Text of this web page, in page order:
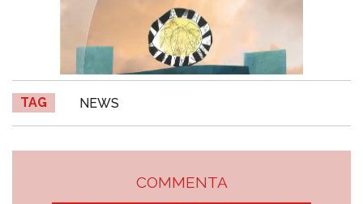
TAG NEWS
COMMENTA